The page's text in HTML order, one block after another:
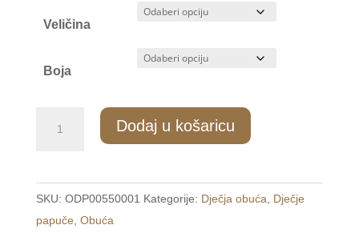
Veličina
Boja
papuče
bež
/K&M/
Dodaj u košaricu
SKU: ODP00550001 Kategorije: Dječja obuća
Dječje
papuče Obuća